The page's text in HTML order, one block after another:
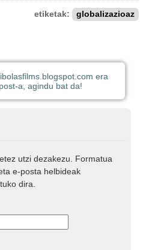
etiketak: globalizazioaz
era
a, agindu bat da!
utzi dezakezu. Formatua
e-posta helbideak
dira.